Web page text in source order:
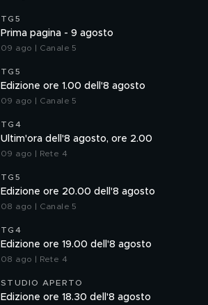
TG5
Prima pagina - 9 agosto
09 ago | Canale 5
TG5
Edizione ore 1.00 dell'8 agosto
09 ago | Canale 5
TG4
Ultim'ora dell'8 agosto, ore 2.00
09 ago | Rete 4
TG5
Edizione ore 20.00 dell'8 agosto
08 ago | Canale 5
TG4
Edizione ore 19.00 dell'8 agosto
08 ago | Rete 4
STUDIO APERTO
Edizione ore 18.30 dell'8 agosto